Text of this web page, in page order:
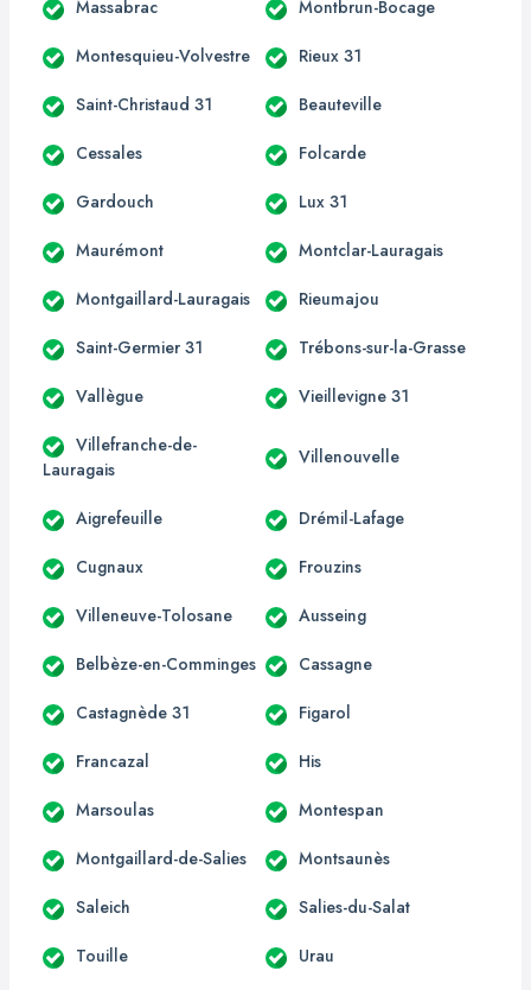
Massabrac Montbrun-Bocage
Montesquieu-Volvestre Rieux 31
Saint-Christaud 31 Beauteville
Cessales Folcarde
Gardouch Lux 31
Maurémont Montclar-Lauragais
Montgaillard-Lauragais Rieumajou
Saint-Germier 31 Trébons-sur-la-Grasse
Vallègue Vieillevigne 31
Villefranche-de-
Lauragais
Villenouvelle
Aigrefeuille Drémil-Lafage
Cugnaux Frouzins
Villeneuve-Tolosane Ausseing
Belbèze-en-Comminges Cassagne
Castagnède 31 Figarol
Francazal His
Marsoulas Montespan
Montgaillard-de-Salies Montsaunès
Saleich Salies-du-Salat
Touille Urau